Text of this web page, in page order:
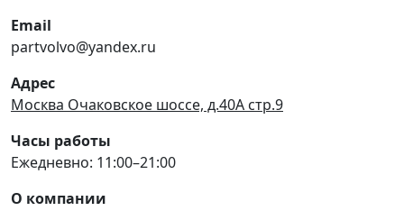
Email
partvolvo@yandex.ru
Адрес
Москва Очаковское шоссе, д.40А стр.9
Часы работы
Ежедневно: 11:00–21:00
О компании